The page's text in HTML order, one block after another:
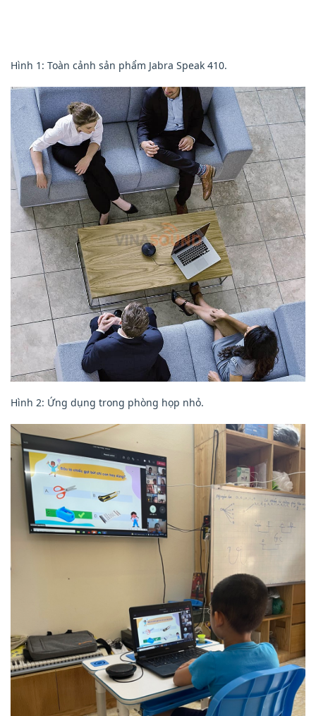
Hình 1: Toàn cảnh sản phẩm Jabra Speak 410.
Hình 2: Ứng dụng trong phòng họp nhỏ.